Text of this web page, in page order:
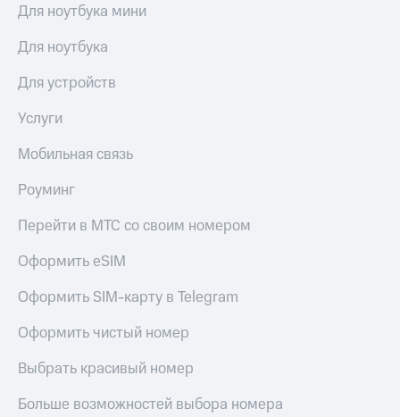
Для ноутбука мини
Для ноутбука
Для устройств
Услуги
Мобильная связь
Роуминг
Перейти в МТС со своим номером
Оформить eSIM
Оформить SIM-карту в Telegram
Оформить чистый номер
Выбрать красивый номер
Больше возможностей выбора номера